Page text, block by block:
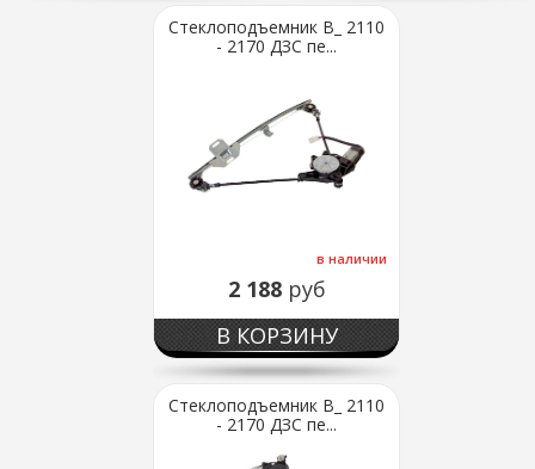
Стеклоподъемник В_ 2110
- 2170 ДЗС пе...
в наличии
2 188 руб
В КОРЗИНУ
Стеклоподъемник В_ 2110
- 2170 ДЗС пе...